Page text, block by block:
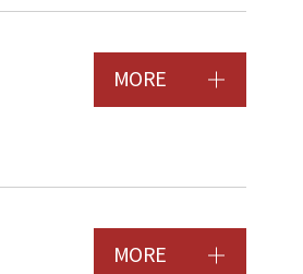
MORE
MORE